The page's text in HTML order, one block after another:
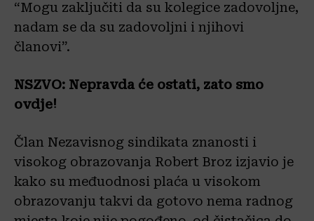
“Mogu zaključiti da su kolegice zadovoljne,
nadam se da su zadovoljni i njihovi
članovi”.
NSZVO: Nepravda će ostati, zato smo
ovdje!
Član Nezavisnog sindikata znanosti i
visokog obrazovanja Robert Broz izjavio je
kako su međuodnosi plaća u visokom
obrazovanju takvi da gotovo nema radnog